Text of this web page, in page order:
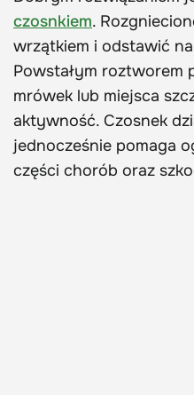
czosnkiem.
wrzątkiem i odstawić
Powstałym roztworem
mrówek lub miejsca
aktywność. Czosnek
jednocześnie pomaga
części chorób oraz